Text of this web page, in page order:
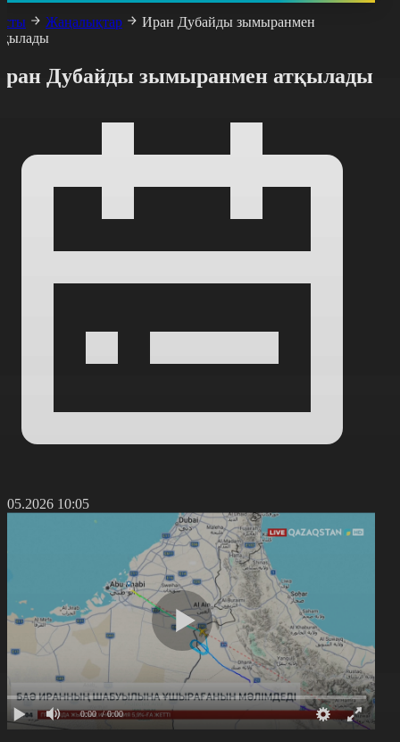
Жаңалықтар
Иран Дубайды зымыранмен
Дубайды зымыранмен атқылады
10:05
0:00 / 0:00